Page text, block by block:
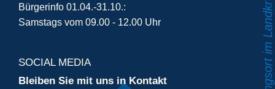
Bürgerinfo 01.04.-31.10.:
Samstags vom 09.00 - 12.00 Uhr
SOCIAL MEDIA
Bleiben Sie mit uns in Kontakt